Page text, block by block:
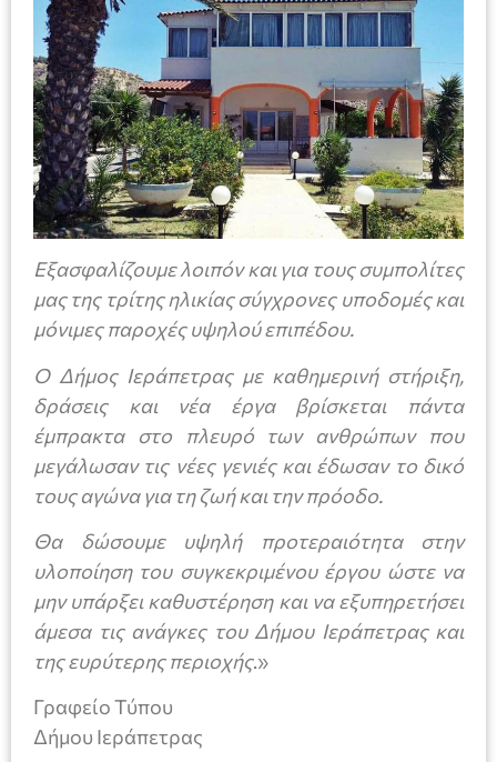
Εξασφαλίζουμε λοιπόν και για τους συμπολίτες
μας της τρίτης ηλικίας σύγχρονες υποδομές και
μόνιμες παροχές υψηλού επιπέδου.
Ο Δήμος Ιεράπετρας με καθημερινή στήριξη,
δράσεις και νέα έργα βρίσκεται πάντα
έμπρακτα στο πλευρό των ανθρώπων που
μεγάλωσαν τις νέες γενιές και έδωσαν το δικό
τους αγώνα για τη ζωή και την πρόοδο.
Θα δώσουμε υψηλή προτεραιότητα στην
υλοποίηση του συγκεκριμένου έργου ώστε να
μην υπάρξει καθυστέρηση και να εξυπηρετήσει
άμεσα τις ανάγκες του Δήμου Ιεράπετρας και
της ευρύτερης περιοχής.»
Γραφείο Τύπου
Δήμου Ιεράπετρας